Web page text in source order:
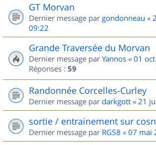
GT Morvan
Dernier message par gondonneau «
09:22
Grande Traversée du Morvan
Dernier message par Yannos « 01
Réponses : 59
Randonnée Corcelles-Curley
Dernier message par darkgott « 21
sortie / entrainement sur
Dernier message par RG58 « 07 mai